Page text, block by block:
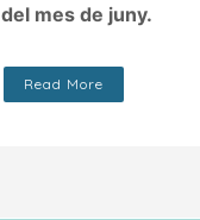
del mes de juny.
Read More